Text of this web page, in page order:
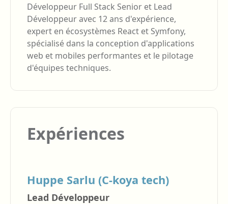
Développeur Full Stack Senior et Lead
Développeur avec 12 ans d'expérience,
expert en écosystèmes React et Symfony,
spécialisé dans la conception d'applications
web et mobiles performantes et le pilotage
d'équipes techniques.
Expériences
Huppe Sarlu (C-koya tech)
Lead Développeur